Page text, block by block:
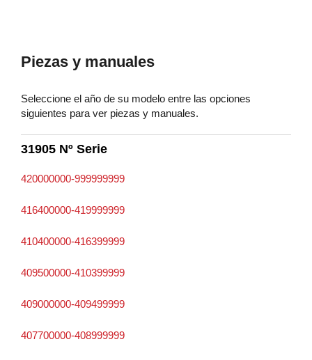
Piezas y manuales
Seleccione el año de su modelo entre las opciones
siguientes para ver piezas y manuales.
31905 Nº Serie
420000000-999999999
416400000-419999999
410400000-416399999
409500000-410399999
409000000-409499999
407700000-408999999